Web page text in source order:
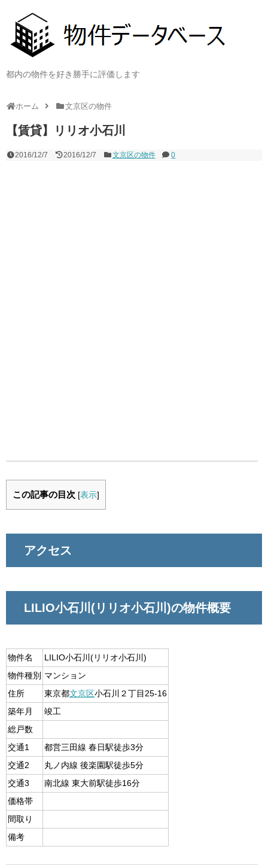
都内の物件を好き勝手に評価します
ホーム 文京区の物件
【賃貸】リリオ小石川
2016/12/7 2016/12/7 文京区の物件 0
この記事の目次 [表示]
アクセス
LILIO小石川(リリオ小石川)の物件概要
物件名
LILIO小石川(リリオ小石川)
物件種別 マンション
住所
東京都文京区小石川２丁目25-16
築年月
竣工
総戸数
交通1
都営三田線 春日駅徒歩3分
交通2
丸ノ内線 後楽園駅徒歩5分
交通3
南北線 東大前駅徒歩16分
価格帯
間取り
備考